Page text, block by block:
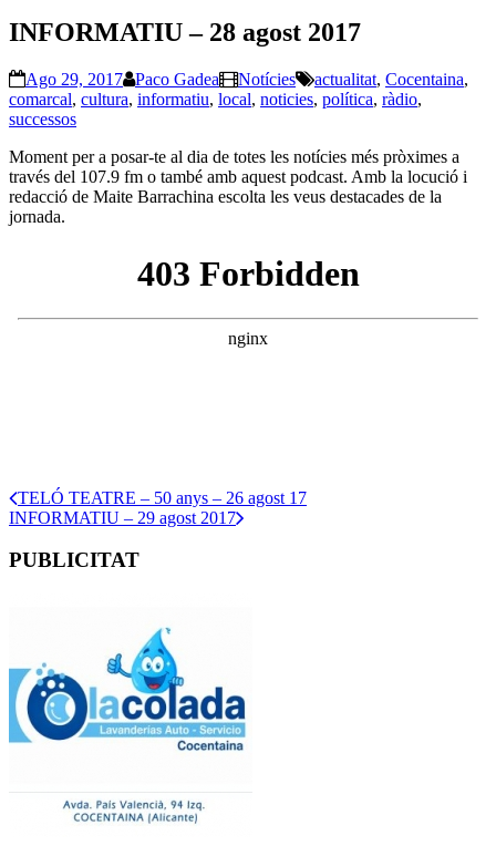
INFORMATIU – 28 agost 2017
Ago 29, 2017 Paco Gadea Notícies actualitat, Cocentaina,
comarcal, cultura, informatiu, local, noticies, política, ràdio,
successos
Moment per a posar-te al dia de totes les notícies més pròximes a
través del 107.9 fm o també amb aquest podcast. Amb la locució i
redacció de Maite Barrachina escolta les veus destacades de la
jornada.
TELÓ TEATRE – 50 anys – 26 agost 17
INFORMATIU – 29 agost 2017
PUBLICITAT